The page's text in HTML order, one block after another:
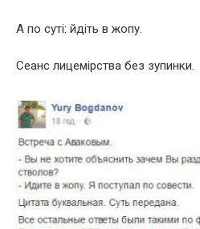
А по суті: йдіть в жопу.
Сеанс лицемірства без зупинки.